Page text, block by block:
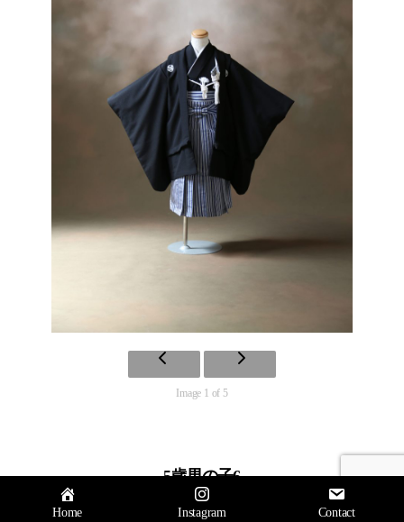
Image 1 of 5
5歳男の子6
トップへ
Home Instagram Contact